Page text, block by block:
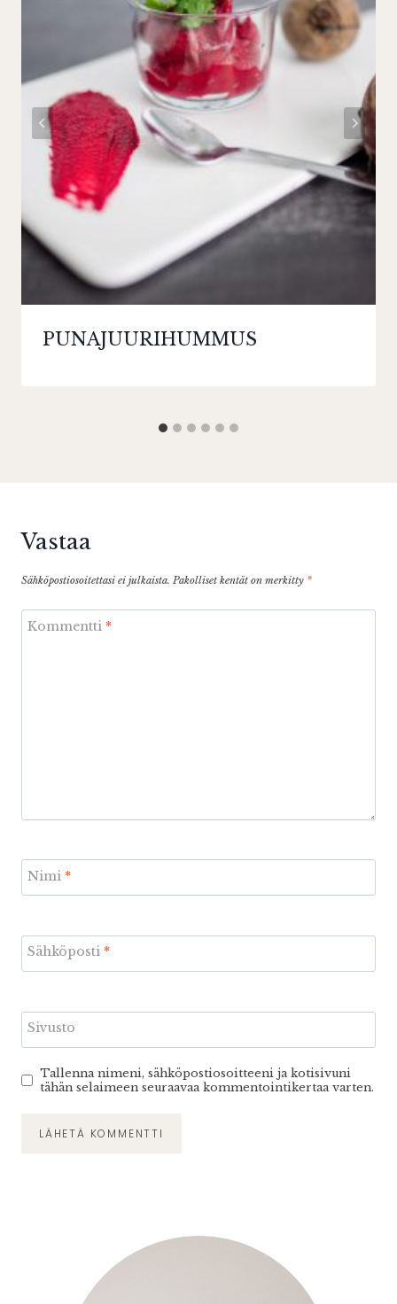
PUNAJUURIHUMMUS
Vastaa
Sähköpostiosoitettasi ei julkaista. Pakolliset kentät on merkitty *
Kommentti *
Nimi *
Sähköposti *
Sivusto
Tallenna nimeni, sähköpostiosoitteeni ja kotisivuni
tähän selaimeen seuraavaa kommentointikertaa varten.